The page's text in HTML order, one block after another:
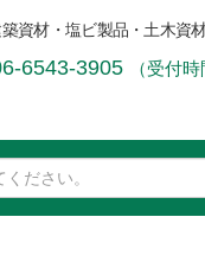
資材・塩ビ製品・土木資
6543-3905 （受付